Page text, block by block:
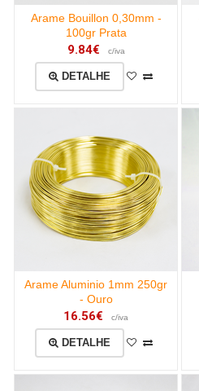
Arame Bouillon 0,30mm -
100gr Prata
9.84€ c/iva
DETALHE
Arame Aluminio 1mm 250gr
- Ouro
16.56€ c/iva
DETALHE